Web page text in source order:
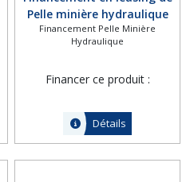
Pelle minière hydraulique
Liebherr R 9100 G6
Financement Pelle Minière
Hydraulique
Financer ce produit :
Détails